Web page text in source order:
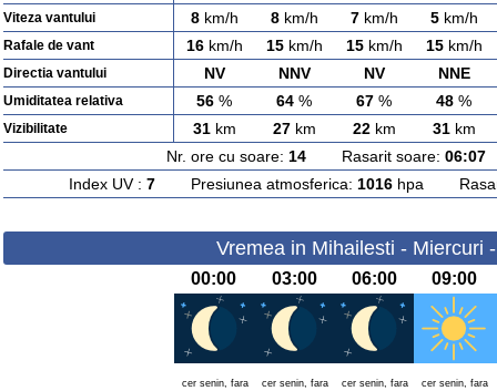
Viteza vantului 8km/h 8km/h 7km/h 5km/h
Rafale de vant 16km/h 15km/h 15km/h 15km/h
Directia vantului NV NNV NV NNE
Umiditatea relativa 56 % 64 % 67 % 48 %
Vizibilitate 31km 27km 22km 31km
Nr. ore cu soare: 14Rasarit soare: 06:07
Index UV : 7Presiunea atmosferica: 1016hpa
Vremea in Mihailesti - Miercuri
00:00 03:00 06:00 09:00
cer senin, fara
cer senin, fara
cer senin, fara
cer senin, fara